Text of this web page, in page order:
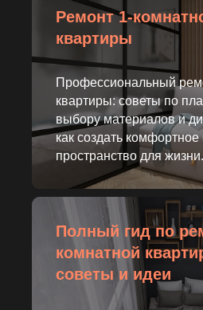
Ремонт 1-
квартиры
Профессиональный
квартиры: советы по
выбору материалов и
как создать комфортное
пространство для жизни.
Полный гид по
комнатной
советы и идеи